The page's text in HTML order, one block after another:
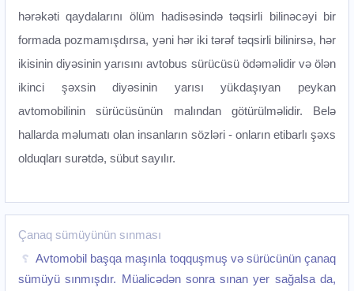
hərəkəti qaydalarını ölüm hadisəsində təqsirli bilinəcəyi bir
formada pozmamışdırsa, yəni hər iki tərəf təqsirli bilinirsə, hər
ikisinin diyəsinin yarısını avtobus sürücüsü ödəməlidir və ölən
ikinci şəxsin diyəsinin yarısı yükdaşıyan peykan
avtomobilinin sürücüsünün malından götürülməlidir. Belə
hallarda məlumatı olan insanların sözləri - onların etibarlı şəxs
olduqları surətdə, sübut sayılır.
Çanaq sümüyünün sınması
Avtomobil başqa maşınla toqquşmuş və sürücünün çanaq
sümüyü sınmışdır. Müalicədən sonra sınan yer sağalsa da,